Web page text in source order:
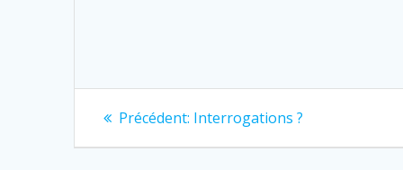
Navigation
de
Précédent: Previous
Interrogations ?